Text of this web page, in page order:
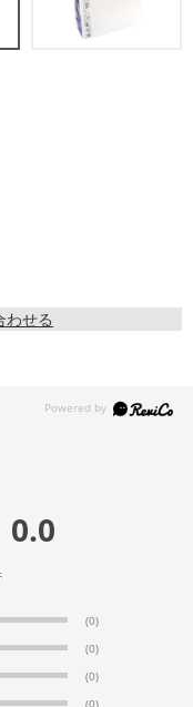
わせる
0.0
(0)
(0)
(0)
(0)